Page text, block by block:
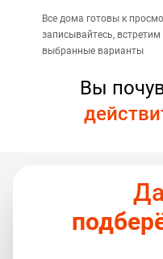
Все дома готовы к
записывайтесь,
выбранные варианты
Вы